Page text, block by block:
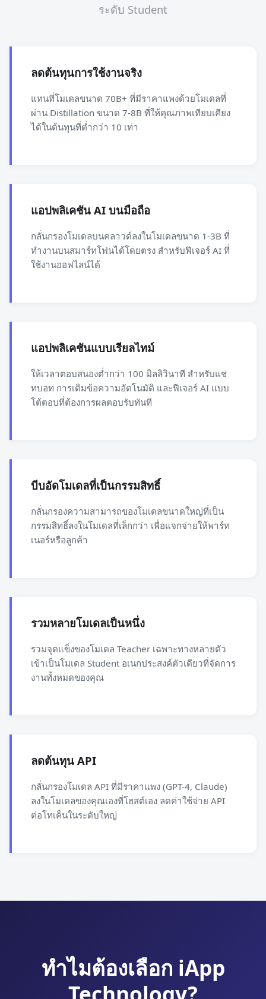
ระดับ Student
ลดต้นทุนการใช้งานจริง
แทนที่โมเดลขนาด 70B+ ที่มีราคาแพงด้วยโมเดลที่
ผ่าน Distillation ขนาด 7-8B ที่ให้คุณภาพเทียบเคียง
ได้ในต้นทุนที่ต่ำกว่า 10 เท่า
แอปพลิเคชัน AI บนมือถือ
กลั่นกรองโมเดลบนคลาวด์ลงในโมเดลขนาด 1-3B ที่
ทำงานบนสมาร์ทโฟนได้โดยตรง สำหรับฟีเจอร์ AI ที่
ใช้งานออฟไลน์ได้
แอปพลิเคชันแบบเรียลไทม์
ให้เวลาตอบสนองต่ำกว่า 100 มิลลิวินาที สำหรับแช
ทบอท การเติมข้อความอัตโนมัติ และฟีเจอร์ AI แบบ
โต้ตอบที่ต้องการผลตอบรับทันที
บีบอัดโมเดลที่เป็นกรรมสิทธิ์
กลั่นกรองความสามารถของโมเดลขนาดใหญ่ที่เป็น
กรรมสิทธิ์ลงในโมเดลที่เล็กกว่า เพื่อแจกจ่ายให้พาร์ท
เนอร์หรือลูกค้า
รวมหลายโมเดลเป็นหนึ่ง
รวมจุดแข็งของโมเดล Teacher เฉพาะทางหลายตัว
เข้าเป็นโมเดล Student อเนกประสงค์ตัวเดียวที่จัดการ
งานทั้งหมดของคุณ
ลดต้นทุน API
กลั่นกรองโมเดล API ที่มีราคาแพง (GPT-4, Claude)
ลงในโมเดลของคุณเองที่โฮสต์เอง ลดค่าใช้จ่าย API
ต่อโทเค็นในระดับใหญ่
ทำไมต้องเลือก iApp